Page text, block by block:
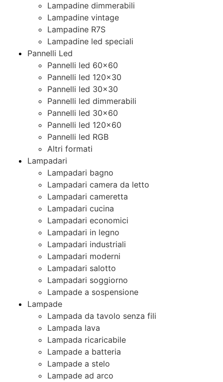
Lampadine dimmerabili
Lampadine vintage
Lampadine R7S
Lampadine led speciali
Pannelli Led
Pannelli led 60×60
Pannelli led 120×30
Pannelli led 30×30
Pannelli led dimmerabili
Pannelli led 30×60
Pannelli led 120×60
Pannelli led RGB
Altri formati
Lampadari
Lampadari bagno
Lampadari camera da letto
Lampadari cameretta
Lampadari cucina
Lampadari economici
Lampadari in legno
Lampadari industriali
Lampadari moderni
Lampadari salotto
Lampadari soggiorno
Lampade a sospensione
Lampade
Lampada da tavolo senza fili
Lampada lava
Lampada ricaricabile
Lampade a batteria
Lampade a stelo
Lampade ad arco